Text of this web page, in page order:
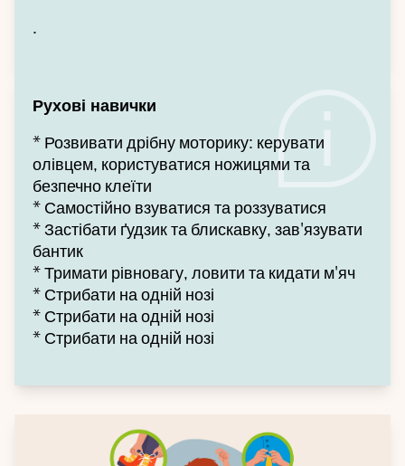
.
Рухові навички
* Розвивати дрібну моторику: керувати
олівцем, користуватися ножицями та
безпечно клеїти
* Самостійно взуватися та роззуватися
* Застібати ґудзик та блискавку, зав'язувати
бантик
* Тримати рівновагу, ловити та кидати м'яч
* Стрибати на одній нозі
* Стрибати на одній нозі
* Стрибати на одній нозі